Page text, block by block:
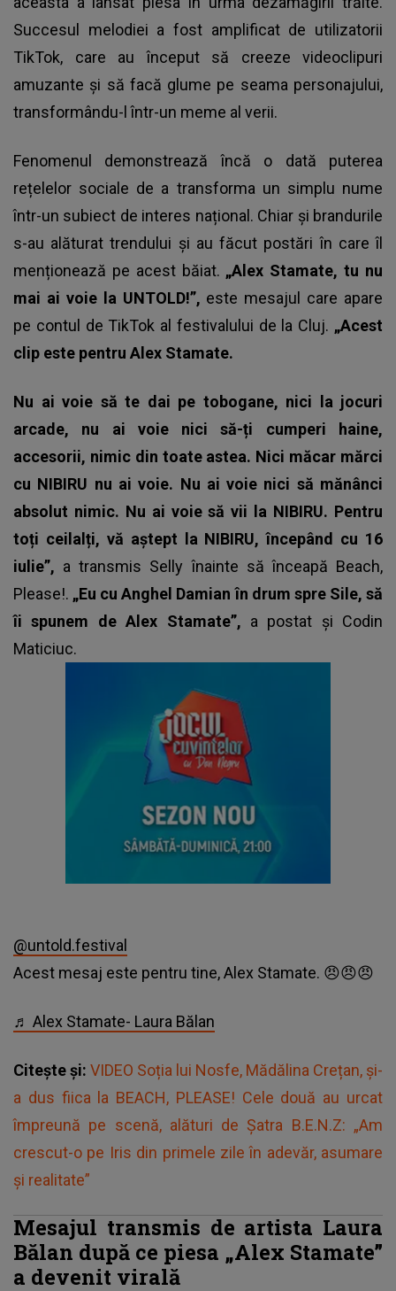
Succesul melodiei a fost amplificat de utilizatorii
TikTok, care au început să creeze videoclipuri
amuzante și să facă glume pe seama personajului,
transformându-l într-un meme al verii.
Fenomenul demonstrează încă o dată puterea
rețelelor sociale de a transforma un simplu nume
într-un subiect de interes național. Chiar și brandurile
s-au alăturat trendului și au făcut postări în care îl
menționează pe acest băiat. „Alex Stamate, tu nu
mai ai voie la UNTOLD!”, este mesajul care apare
pe contul de TikTok al festivalului de la Cluj. „Acest
clip este pentru Alex Stamate.
Nu ai voie să te dai pe tobogane, nici la jocuri
arcade, nu ai voie nici să-ți cumperi haine,
accesorii, nimic din toate astea. Nici măcar mărci
cu NIBIRU nu ai voie. Nu ai voie nici să mănânci
absolut nimic. Nu ai voie să vii la NIBIRU. Pentru
toți ceilalți, vă aștept la NIBIRU, începând cu 16
iulie”, a transmis Selly înainte să înceapă Beach,
Please!. „Eu cu Anghel Damian în drum spre Sile, să
îi spunem de Alex Stamate”, a postat și Codin
Maticiuc.
@untold.festival
Acest mesaj este pentru tine, Alex Stamate. 😠😠😠
♬ Alex Stamate- Laura Bălan
Citește și: VIDEO Soția lui Nosfe, Mădălina Crețan, și-
a dus fiica la BEACH, PLEASE! Cele două au urcat
împreună pe scenă, alături de Șatra B.E.N.Z: „Am
crescut-o pe Iris din primele zile în adevăr, asumare
și realitate”
Mesajul transmis de artista Laura
Bălan după ce piesa „Alex Stamate”
a devenit virală